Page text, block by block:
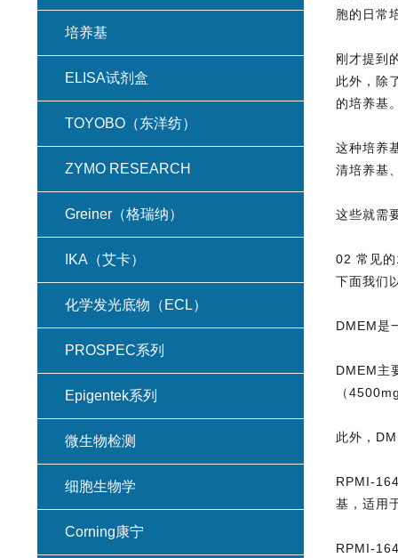
胞的日常
刚才提到
此外，除
的培养基
这种培养
清培养基
这些就需
02 常见
下面我们
DMEM是
DMEM主
（
此外，
RPMI-
基，适用
RPMI-
培养基
ELISA试剂盒
TOYOBO（东洋纺）
ZYMO RESEARCH
Greiner（格瑞纳）
IKA（艾卡）
化学发光底物（ECL）
PROSPEC系列
Epigentek系列
微生物检测
细胞生物学
Corning康宁